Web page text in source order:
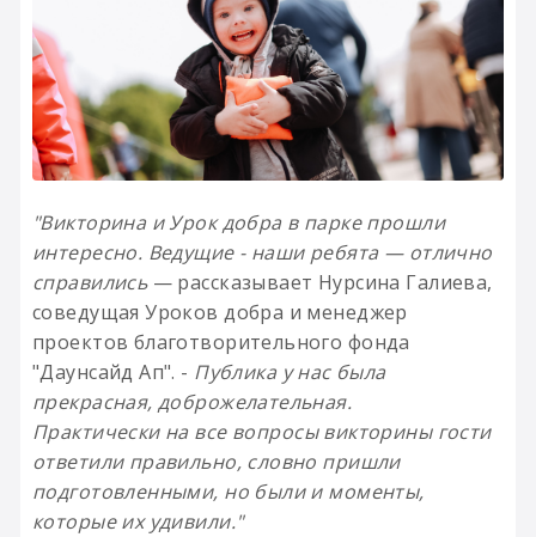
"Викторина и Урок добра в парке прошли
интересно. Ведущие - наши ребята — отлично
справились— рассказывает Нурсина Галиева,
соведущая Уроков добра и менеджер
проектов благотворительного фонда
"Даунсайд Ап". - Публика у нас была
прекрасная, доброжелательная.
Практическина все вопросы викторины гости
ответили правильно, словно пришли
подготовленными, но были и моменты,
которые их удивили."